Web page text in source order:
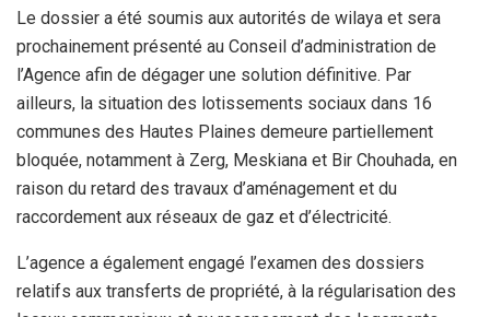
Le dossier a été soumis aux autorités de wilaya et sera
prochainement présenté au Conseil d’administration de
l’Agence afin de dégager une solution définitive. Par
ailleurs, la situation des lotissements sociaux dans 16
communes des Hautes Plaines demeure partiellement
bloquée, notamment à Zerg, Meskiana et Bir Chouhada, en
raison du retard des travaux d’aménagement et du
raccordement aux réseaux de gaz et d’électricité.
L’agence a également engagé l’examen des dossiers
relatifs aux transferts de propriété, à la régularisation des